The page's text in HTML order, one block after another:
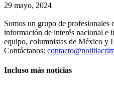
29 mayo, 2024
Somos un grupo de profesionales
información de interés nacional e
equipo, columnistas de México y
Contáctanos:
Incluso más noticias